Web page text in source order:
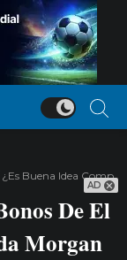
AD
¿Es Buena Idea
De El
Morgan